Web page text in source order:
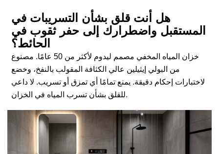
هل أنت قلق بشأن التسريبات في
المستقبل واضطرارك إلى حفر ثقوب في
الحائط؟
خزان المياه المخفي مصمم ليدوم لأكثر من 50 عامًا. مصنوع
من البولي إيثيلين عالي الكثافة المقولب بالنفخ، وخضع
لاختبارات إحكام دقيقة. يمنع تمامًا أي تمزق أو تسريب. لا داعي
للقلق بشأن تسرب المياه في الخزان.